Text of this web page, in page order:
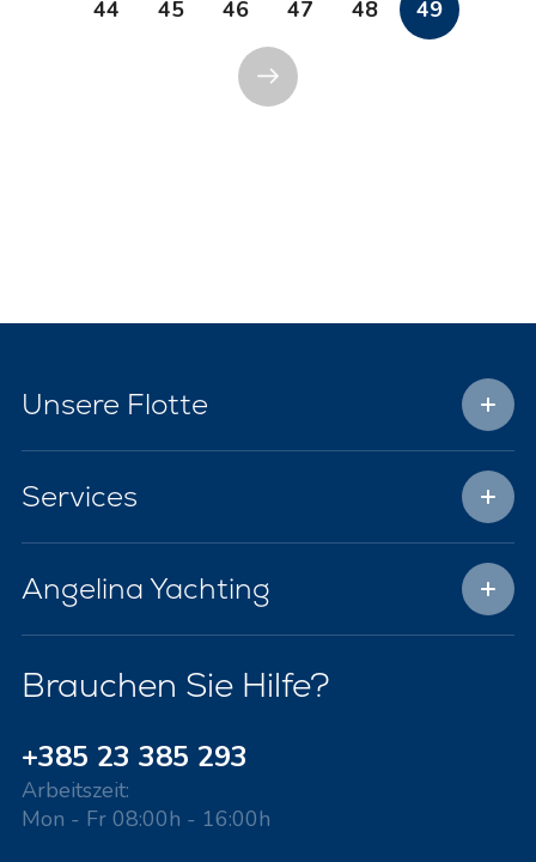
44 45 46 47 48 49
Unsere Flotte
Services
Angelina Yachting
Brauchen Sie Hilfe?
+385 23 385 293
Arbeitszeit:
Mon - Fr 08:00h - 16:00h